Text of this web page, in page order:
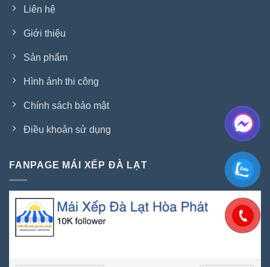
Liên hệ
Giới thiệu
Sản phẩm
Hình ảnh thi công
Chính sách bảo mật
Điều khoản sử dụng
FANPAGE MÁI XẾP ĐÀ LẠT